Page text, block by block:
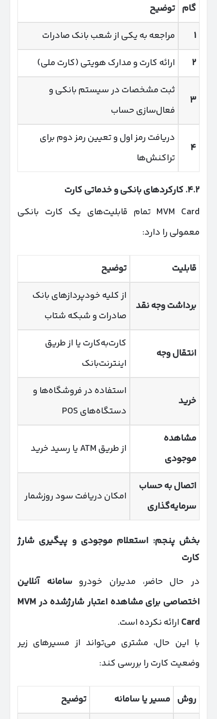
گام توضیح
۱
مراجعه به یکی از شعب بانک صادرات
۲
ارائه کارت و مدارک هویتی (کارت ملی)
۳
ثبت مشخصات در سیستم بانکی و
فعال‌سازی حساب
۴
دریافت رمز اول و تعیین رمز دوم برای
تراکنش‌ها
۴.۲. کارکردهای بانکی و خدماتی کارت
MVM Card تمام قابلیت‌های یک کارت بانکی
معمولی را دارد:
قابلیت توضیح
برداشت وجه نقد
از کلیه خودپردازهای بانک
صادرات و شبکه شتاب
انتقال وجه
کارت‌به‌کارت یا از طریق
اینترنت‌بانک
خرید
استفاده در فروشگاه‌ها و
دستگاه‌های POS
مشاهده
موجودی
از طریق ATM یا رسید خرید
اتصال به حساب
سرمایه‌گذاری
امکان دریافت سود روزشمار
بخش پنجم: استعلام موجودی و پیگیری شارژ
کارت
در حال حاضر، مدیران خودروسامانه آنلاین
اختصاصی برای مشاهده اعتبار شارژشده در MVM
Card ارائه نکرده است.
با این حال، مشتری می‌تواند از مسیرهای زیر
وضعیت کارت را بررسی کند:
روش مسیر یا سامانه توضیح